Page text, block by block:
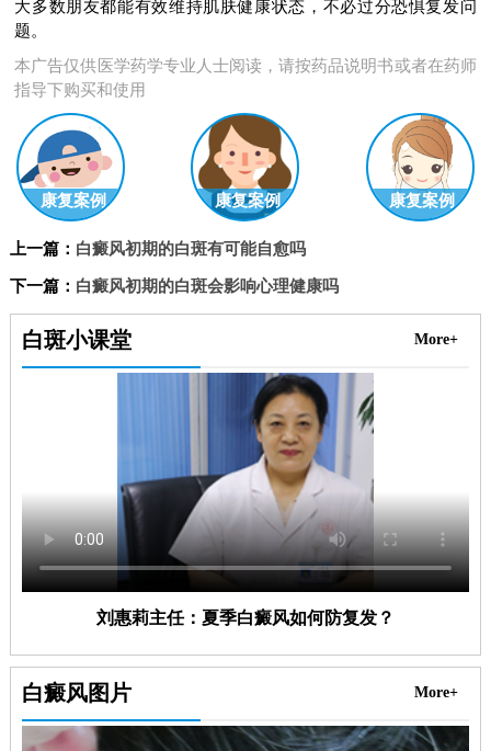
大多数朋友都能有效维持肌肤健康状态，不必过分恐惧复发问
题。
本广告仅供医学药学专业人士阅读，请按药品说明书或者在药师
指导下购买和使用
康复案例 康复案例 康复案例
上一篇： 白癜风初期的白斑有可能自愈吗
下一篇： 白癜风初期的白斑会影响心理健康吗
白斑小课堂 More+
刘惠莉主任：夏季白癜风如何防复发？
白癜风图片 More+